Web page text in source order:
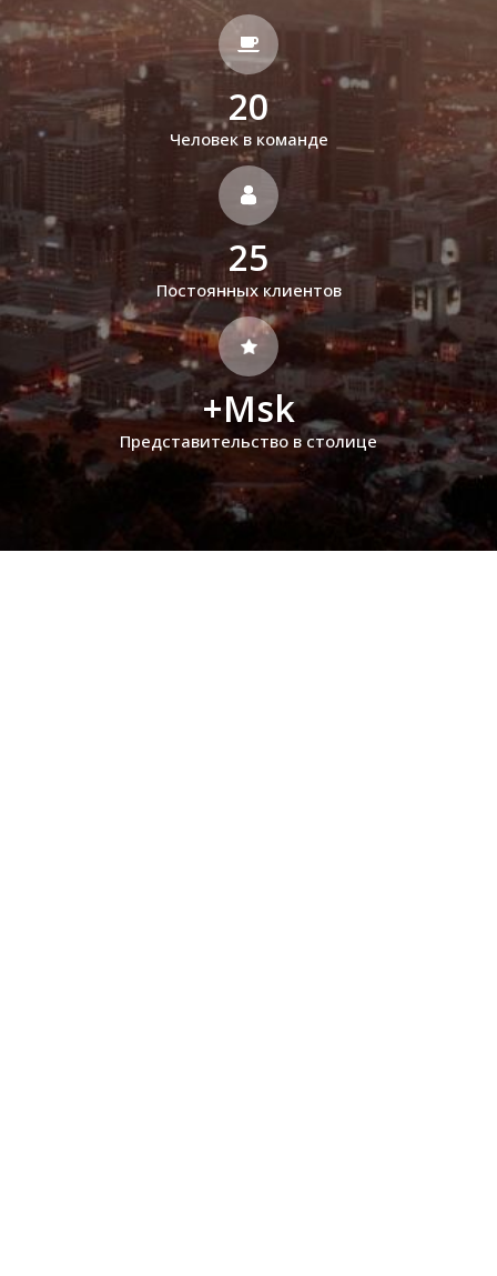
20
Человек в команде
25
Постоянных клиентов
+Msk
Представительство в столице